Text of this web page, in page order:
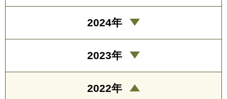
2024年
2023年
2022年